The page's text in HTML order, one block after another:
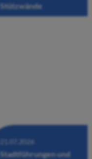
Stützwände
21.07.2026
Stadtführungen und